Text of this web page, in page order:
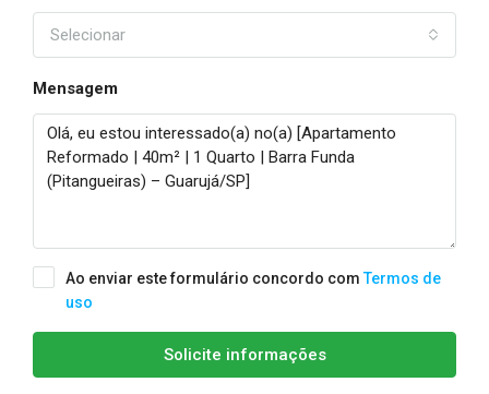
Selecionar
Mensagem
Ao enviar este formulário concordo comTermos de
uso
Solicite informações